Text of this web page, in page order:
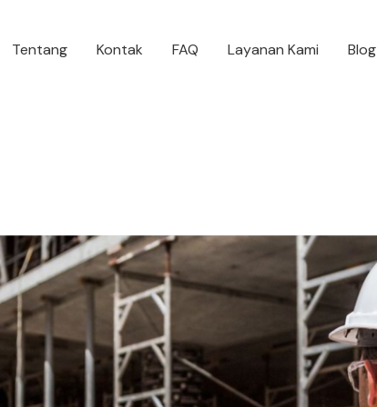
Tentang Kontak FAQ Layanan Kami Blog